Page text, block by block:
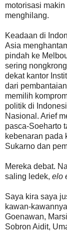
motorisasi
menghilang.
Keadaan di
Asia
pindah ke
sering
dekat kantor
dari
memilih
politik di
Nasional. Arief
pasca-Soeharto
kebenaran pada
Sukarno dan
Mereka debat.
saling ledek, elo
Saya kira saya
kawan-
Goenawan,
Sobron Aidit,